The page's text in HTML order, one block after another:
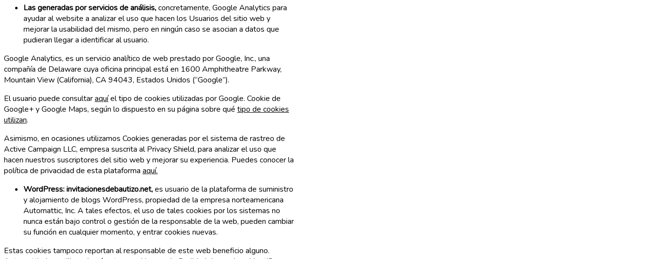
Las generadas por servicios de análisis,concretamente, Google Analytics para
ayudar al website a analizar el uso que hacen los Usuarios del sitio web y
mejorar la usabilidad del mismo, pero en ningún caso se asocian a datos que
pudieran llegar a identificar al usuario.
Google Analytics, es un servicio analítico de web prestado por Google, Inc., una
compañía de Delaware cuya oficina principal está en 1600 Amphitheatre Parkway,
Mountain View (California), CA 94043, Estados Unidos (“Google”).
El usuario puede consultaraquíel tipo de cookies utilizadas por Google. Cookie de
Google+ y Google Maps, según lo dispuesto en su página sobre qué tipo de cookies
utilizan.
Asimismo, en ocasiones utilizamos Cookies generadas por el sistema de rastreo de
Active Campaign LLC, empresa suscrita al Privacy Shield, para analizar el uso que
hacen nuestros suscriptores del sitio web y mejorar su experiencia. Puedes conocer la
política de privacidad de esta plataforma aquí.
WordPress:invitacionesdebautizo.net,es usuario de la plataforma de suministro
y alojamiento de blogs WordPress, propiedad de la empresa norteamericana
Automattic, Inc. A tales efectos, el uso de tales cookies por los sistemas no
nunca están bajo control o gestión de la responsable de la web, pueden cambiar
su función en cualquier momento, y entrar cookies nuevas.
Estas cookies tampoco reportan al responsable de este web beneficio alguno.